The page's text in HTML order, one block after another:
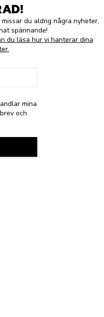
du aldrig några nyheter,
spännande!
du läsa hur vi hanterar dina
mina
och